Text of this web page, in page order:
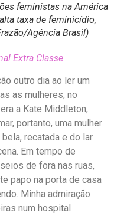
feministas na América
taxa de feminicídio,
Agência Brasil)
Extra Classe
outro dia ao ler um
as mulheres, no
a Kate Middleton,
portanto, uma mulher
recatada e do lar
Em tempo de
de fora nas ruas,
papo na porta de casa
Minha admiração
num hospital